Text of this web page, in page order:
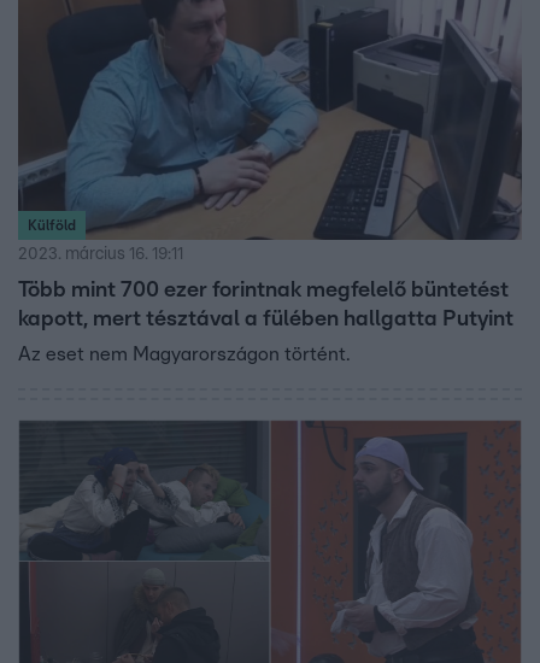
Külföld
2023. március 16. 19:11
Több mint 700 ezer forintnak megfelelő büntetést
kapott, mert tésztával a fülében hallgatta Putyint
Az eset nem Magyarországon történt.